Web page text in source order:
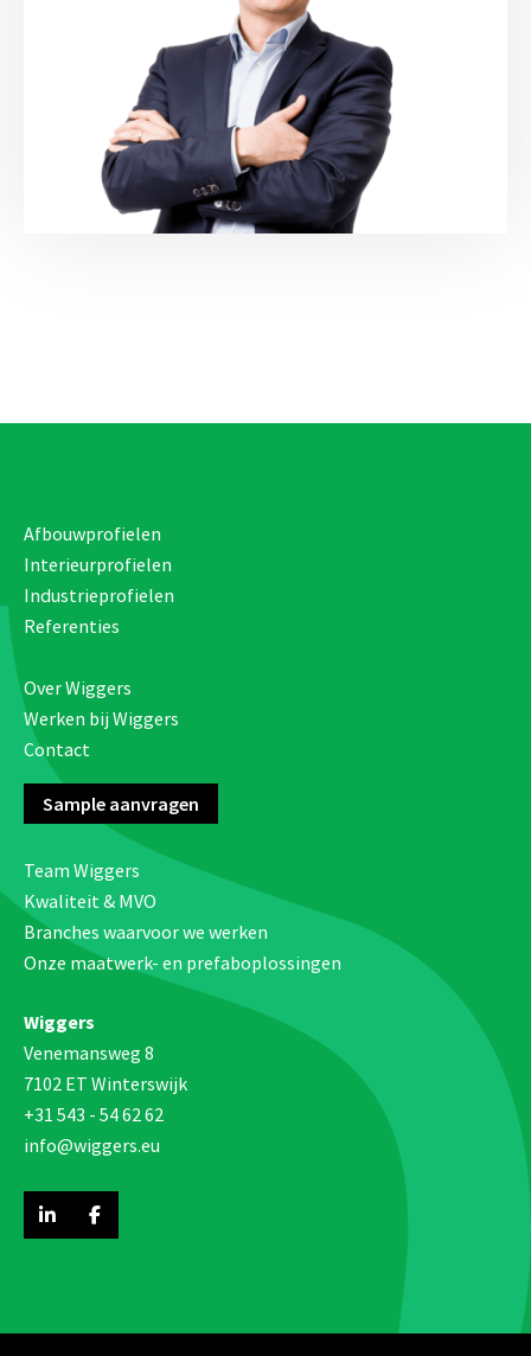
Afbouwprofielen
Interieurprofielen
Industrieprofielen
Referenties
Over Wiggers
Werken bij Wiggers
Contact
Sample aanvragen
Team Wiggers
Kwaliteit & MVO
Branches waarvoor we werken
Onze maatwerk- en prefaboplossingen
Wiggers
Venemansweg 8
7102 ET Winterswijk
+31 543 - 54 62 62
info@wiggers.eu